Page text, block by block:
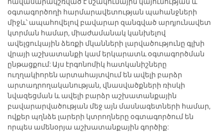
օգտագործողի հարմարավետության պահանջների
միջև՝ ապահովելով բավարար զանգված արդյունավետ
կտրման համար, միաժամանակ կանխելով
ավելցուկային ձեռքի մկանների լարվածությունը գլխի
վրայի աշխատանքի կամ երկարատև օգտագործման
ընթացքում: Այս էրգոնոմիկ հատկանիշները
ուղղակիորեն արտահայտվում են ավելի բարձր
արտադրողականության, վնասվածքների ռիսկի
նվազեցման և ավելի բարձր աշխատանքային
բավարարվածության մեջ այն մասնագետների համար,
ովքեր պղնձե լարերի կտրողները օգտագործում են
որպես ամենօրյա աշխատանքային գործիք: